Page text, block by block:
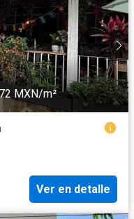
MXN/m²
Ver en detalle